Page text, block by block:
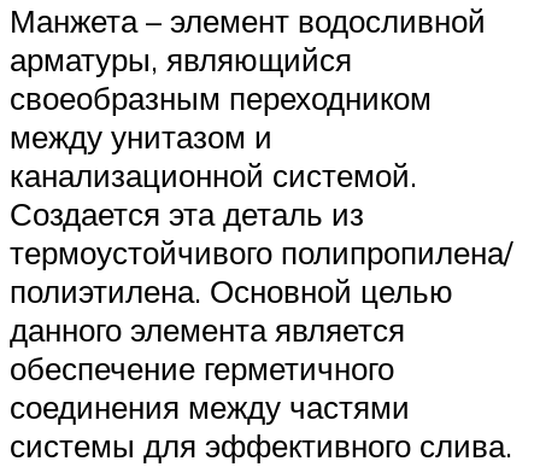
Манжета – элемент водосливной
арматуры, являющийся
своеобразным переходником
между унитазом и
канализационной системой.
Создается эта деталь из
термоустойчивого полипропилена/
полиэтилена. Основной целью
данного элемента является
обеспечение герметичного
соединения между частями
системы для эффективного слива.